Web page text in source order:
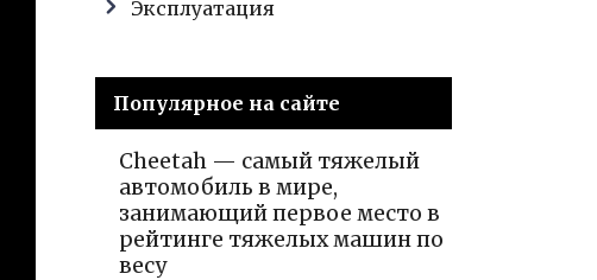
Эксплуатация
Популярное на сайте
Cheetah — самый тяжелый
автомобиль в мире,
занимающий первое место в
рейтинге тяжелых машин по
весу